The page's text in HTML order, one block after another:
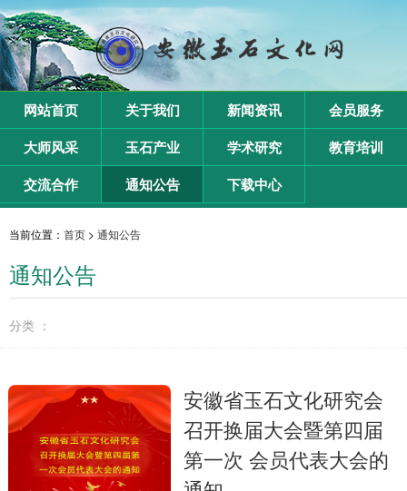
网站首页 关于我们 新闻资讯 会员服务
大师风采 玉石产业 学术研究 教育培训
交流合作 通知公告 下载中心
当前位置： 首页 > 通知公告
通知公告
分类 ：
安徽省玉石文化研究会
召开换届大会暨第四届
第一次 会员代表大会的